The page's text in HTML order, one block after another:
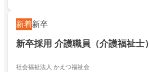
新着新卒
新卒採用 介護職員（介護福祉士）
社会福祉法人 かえつ福祉会